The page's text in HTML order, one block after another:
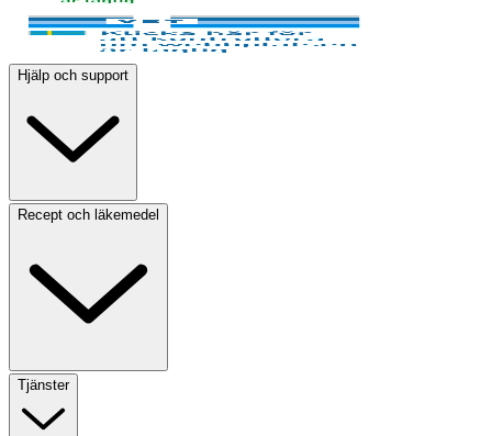
Hjälp och support
Recept och läkemedel
Tjänster